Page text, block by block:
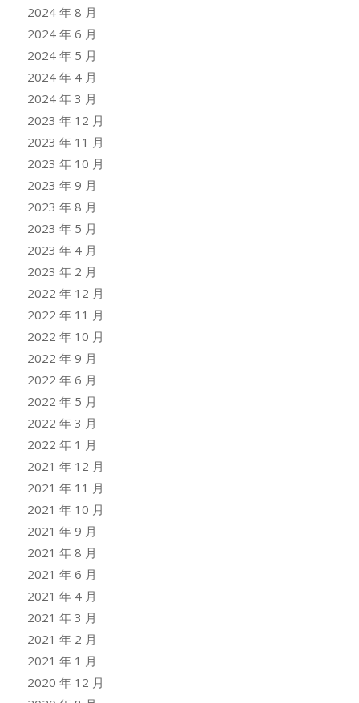
2024 年 8 月
2024 年 6 月
2024 年 5 月
2024 年 4 月
2024 年 3 月
2023 年 12 月
2023 年 11 月
2023 年 10 月
2023 年 9 月
2023 年 8 月
2023 年 5 月
2023 年 4 月
2023 年 2 月
2022 年 12 月
2022 年 11 月
2022 年 10 月
2022 年 9 月
2022 年 6 月
2022 年 5 月
2022 年 3 月
2022 年 1 月
2021 年 12 月
2021 年 11 月
2021 年 10 月
2021 年 9 月
2021 年 8 月
2021 年 6 月
2021 年 4 月
2021 年 3 月
2021 年 2 月
2021 年 1 月
2020 年 12 月